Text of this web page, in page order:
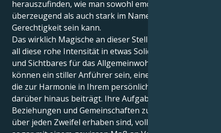
herauszufinden, wie man sowohl emotional
überzeugend als auch stark im Namen der
Gerechtigkeit sein kann.
Das wirklich Magische an dieser Stellung ist, dass sie
all diese rohe Intensität in etwas Solides, Greifbares
und Sichtbares für das Allgemeinwohl verwandelt. Sie
können ein stiller Anführer sein, eine starke Stimme,
die zur Harmonie in Ihrem persönlichen Umfeld und
darüber hinaus beiträgt. Ihre Aufgabe ist es,
Beziehungen und Gemeinschaften zu entwickeln, die
über jeden Zweifel erhaben sind, voller Respekt und